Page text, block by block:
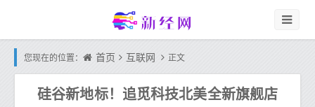
您现在的位置： 首页 互联网 正文
硅谷新地标！追觅科技北美全新旗舰店